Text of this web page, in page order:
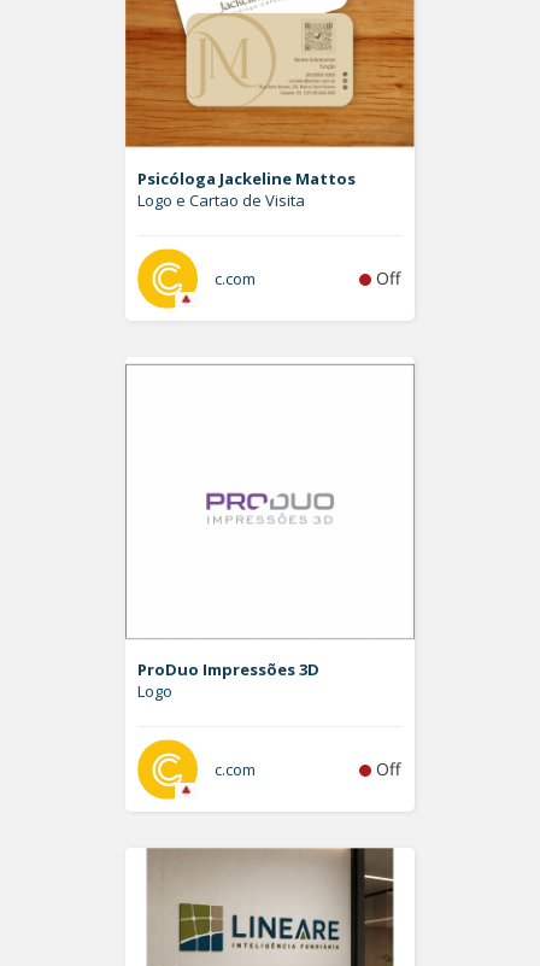
Psicóloga Jackeline Mattos
Logo e Cartao de Visita
c.com Off
ProDuo Impressões 3D
Logo
c.com Off